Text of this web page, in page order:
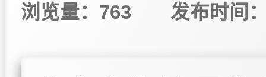
浏览量：763 发布时间